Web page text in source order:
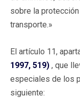
sobre la
transporte.»
El artículo 11,
1997, 519) , que
especiales de los
siguiente: